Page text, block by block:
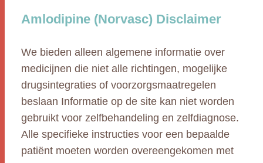
Amlodipine (Norvasc) Disclaimer
We bieden alleen algemene informatie over
medicijnen die niet alle richtingen, mogelijke
drugsintegraties of voorzorgsmaatregelen
beslaan Informatie op de site kan niet worden
gebruikt voor zelfbehandeling en zelfdiagnose.
Alle specifieke instructies voor een bepaalde
patiënt moeten worden overeengekomen met